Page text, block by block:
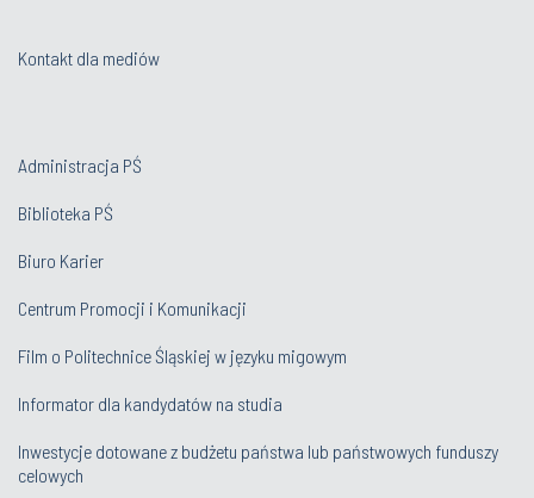
Kontakt dla mediów
Administracja PŚ
Biblioteka PŚ
Biuro Karier
Centrum Promocji i Komunikacji
Film o Politechnice Śląskiej w języku migowym
Informator dla kandydatów na studia
Inwestycje dotowane z budżetu państwa lub państwowych funduszy
celowych